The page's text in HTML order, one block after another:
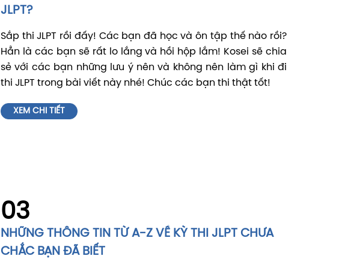
JLPT?
Sắp thi JLPT rồi đấy! Các bạn đã học và ôn tập thế nào rồi?
Hẳn là các bạn sẽ rất lo lắng và hồi hộp lắm! Kosei sẽ chia
sẻ với các bạn những lưu ý nên và không nên làm gì khi đi
thi JLPT trong bài viết này nhé! Chúc các bạn thi thật tốt!
XEM CHI TIẾT
03
NHỮNG THÔNG TIN TỪ A-Z VỀ KỲ THI JLPT CHƯA
CHẮC BẠN ĐÃ BIẾT